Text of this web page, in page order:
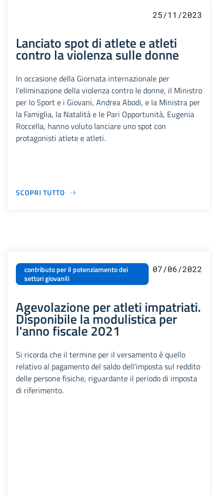
25/11/2023
Lanciato spot di atlete e atleti
contro la violenza sulle donne
In occasione della Giornata internazionale per
l’eliminazione della violenza contro le donne, il Ministro
per lo Sport e i Giovani, Andrea Abodi, e la Ministra per
la Famiglia, la Natalità e le Pari Opportunità, Eugenia
Roccella, hanno voluto lanciare uno spot con
protagonisti atlete e atleti.
SCOPRI TUTTO
contributo per il potenziamento dei
settori giovanili
07/06/2022
Agevolazione per atleti impatriati.
Disponibile la modulistica per
l'anno fiscale 2021
Si ricorda che il termine per il versamento è quello
relativo al pagamento del saldo dell’imposta sul reddito
delle persone fisiche, riguardante il periodo di imposta
di riferimento.